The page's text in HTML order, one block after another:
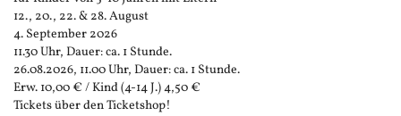
12., 20., 22. & 28. August
4. September 2026
11.30 Uhr, Dauer: ca. 1 Stunde.
26.08.2026, 11.00 Uhr, Dauer: ca. 1 Stunde.
Erw. 10,00 € / Kind (4-14 J.) 4,50 €
Tickets über den Ticketshop!